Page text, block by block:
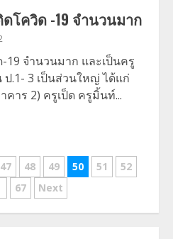
โควิด -19 จำนวนมาก
จำนวนมาก และเป็นครู
.1- 3 เป็นส่วนใหญ่ ได้แก่
าร 2) ครูเป็ด ครูมิ้นท์...
47 48 49 50 51
52
67 Next